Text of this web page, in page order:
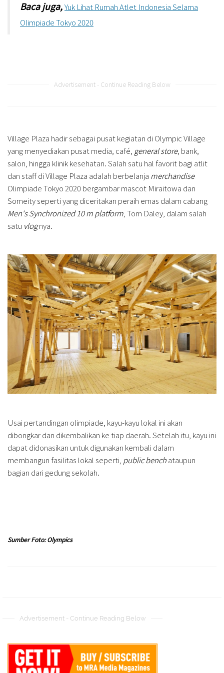
Baca juga,Yuk Lihat Rumah Atlet Indonesia Selama
Olimpiade Tokyo 2020
Advertisement - Continue Reading Below
Village Plaza hadir sebagai pusat kegiatan di Olympic Village
yang menyediakan pusat media, café, general store, bank,
salon, hingga klinik kesehatan. Salah satu hal favorit bagi atlit
dan staff di Village Plaza adalah berbelanja merchandise
Olimpiade Tokyo 2020 bergambar mascot Miraitowa dan
Someity seperti yang diceritakan peraih emas dalam cabang
Men's Synchronized 10 m platform , Tom Daley, dalam salah
satu vlognya.
Usai pertandingan olimpiade, kayu-kayu lokal ini akan
dibongkar dan dikembalikan ke tiap daerah. Setelah itu, kayu ini
dapat didonasikan untuk digunakan kembali dalam
membangun fasilitas lokal seperti, public benchataupun
bagian dari gedung sekolah.
Sumber Foto: Olympics
Advertisement - Continue Reading Below